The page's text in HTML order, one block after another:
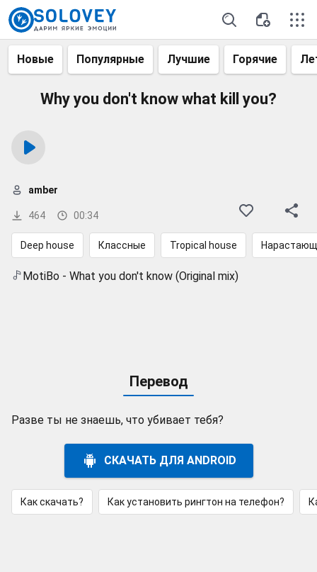
Новые Популярные Лучшие Горячие
Why you don't know what kill you?
464 00:34
amber
Deep house Классные Tropical house
MotiBo - What you don't know (Original mix)
Перевод
Разве ты не знаешь, что убивает тебя?
СКАЧАТЬ ДЛЯ ANDROID
Как скачать? Как установить рингтон на телефон?